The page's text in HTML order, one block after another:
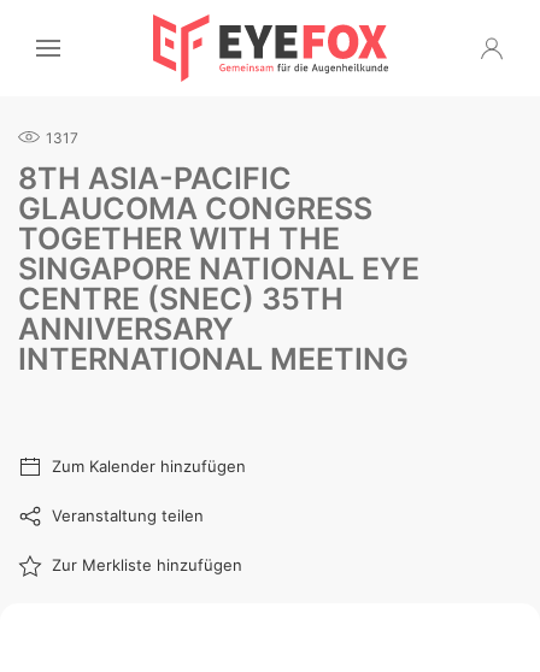
1317
8TH ASIA-PACIFIC
GLAUCOMA CONGRESS
TOGETHER WITH THE
SINGAPORE NATIONAL EYE
CENTRE (SNEC) 35TH
ANNIVERSARY
INTERNATIONAL MEETING
Zum Kalender hinzufügen
Veranstaltung teilen
Zur Merkliste hinzufügen